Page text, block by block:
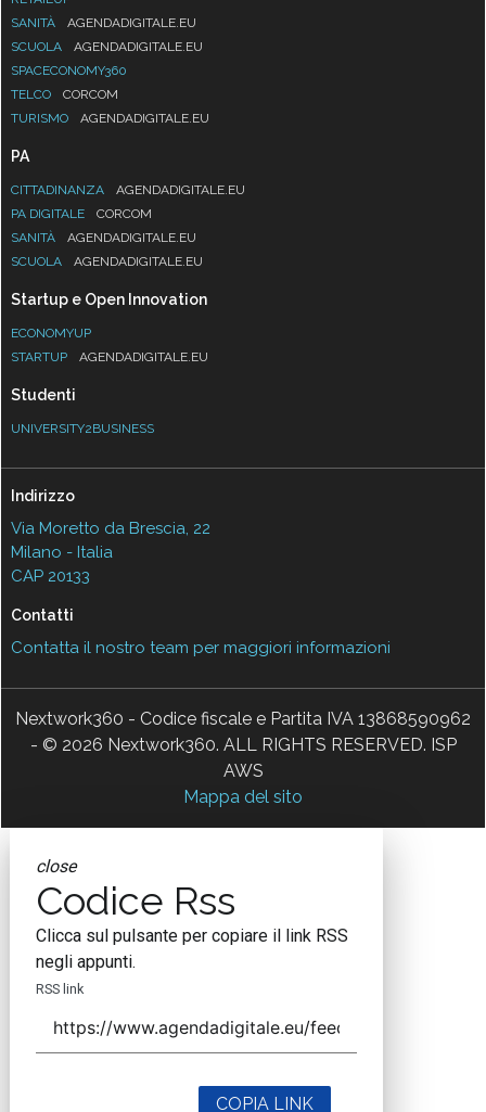
SANITÀ
AGENDADIGITALE.EU
SCUOLA
AGENDADIGITALE.EU
SPACECONOMY360
TELCO
CORCOM
TURISMO
AGENDADIGITALE.EU
PA
CITTADINANZA
AGENDADIGITALE.EU
PA DIGITALE
CORCOM
SANITÀ
AGENDADIGITALE.EU
SCUOLA
AGENDADIGITALE.EU
Startup e Open Innovation
ECONOMYUP
STARTUP
AGENDADIGITALE.EU
Studenti
UNIVERSITY2BUSINESS
Indirizzo
Via Moretto da Brescia, 22
Milano - Italia
CAP 20133
Contatti
Contatta il nostro team per maggiori informazioni
Nextwork360 - Codice fiscale e Partita IVA 13868590962
- © 2026 Nextwork360. ALL RIGHTS RESERVED. ISP
AWS
Mappa del sito
close
Codice Rss
Clicca sul pulsante per copiare il link RSS
negli appunti.
RSS link
COPIA LINK